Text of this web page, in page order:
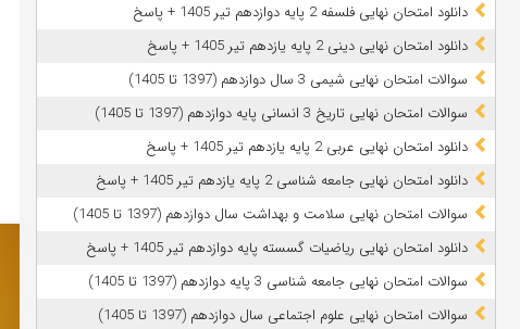
دانلود امتحان نهایی فلسفه 2 پایه دوازدهم تیر 1405 + پاسخ
دانلود امتحان نهایی دینی 2 پایه یازدهم تیر 1405 + پاسخ
سوالات امتحان نهایی شیمی 3 سال دوازدهم (1397 تا 1405)
سوالات امتحان نهایی تاریخ 3 انسانی پایه دوازدهم (1397 تا 1405)
دانلود امتحان نهایی عربی 2 پایه یازدهم تیر 1405 + پاسخ
دانلود امتحان نهایی جامعه شناسی 2 پایه یازدهم تیر 1405 + پاسخ
سوالات امتحان نهایی سلامت و بهداشت سال دوازدهم (1397 تا 1405)
دانلود امتحان نهایی ریاضیات گسسته پایه دوازدهم تیر 1405 + پاسخ
سوالات امتحان نهایی جامعه شناسی 3 پایه دوازدهم (1397 تا 1405)
سوالات امتحان نهایی علوم اجتماعی سال دوازدهم (1397 تا 1405)